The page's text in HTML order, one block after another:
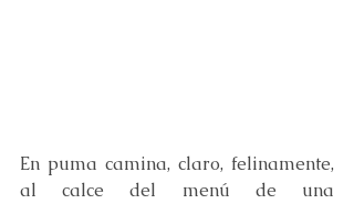
En puma camina, claro, felinamente,
al calce del menú de una